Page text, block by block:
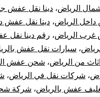
الرياض، دينا نقل عفش
داخل الرياض، دينا نقل عفش
غرب الرياض، رقم دينا نقل
، سيارات نقل عفش
من الرياض، شحن عفش
، شركات نقل في الرياض،
عفش بالرياض، شركة